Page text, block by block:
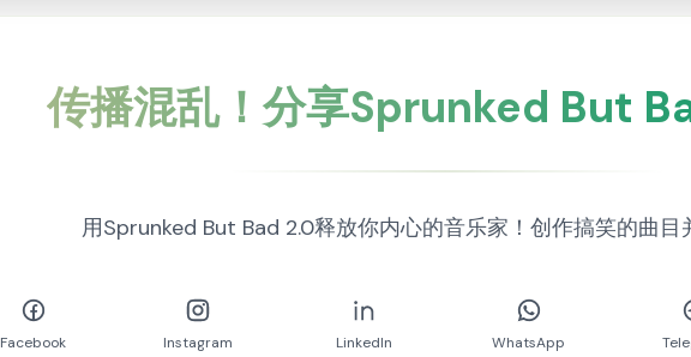
传播混乱！分享Sprunked But
用Sprunked But Bad 2.0释放你内心的音乐家！创作搞笑的曲目
Facebook Instagram LinkedIn WhatsApp